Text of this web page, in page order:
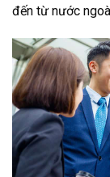
đến từ nước